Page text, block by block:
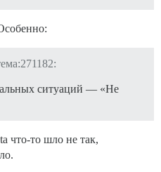
ситуаций — «Не
что-то шло не так,